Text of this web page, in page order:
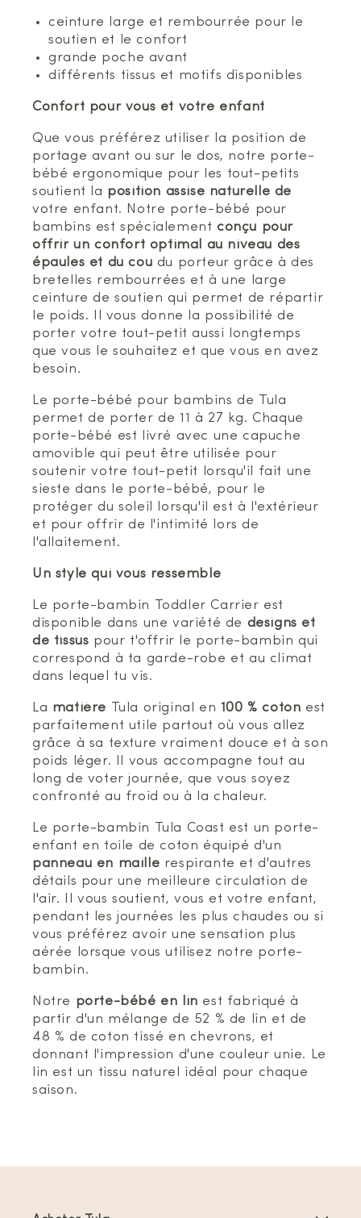
ceinture large et rembourrée pour le
soutien et le confort
grande poche avant
différents tissus et motifs disponibles
Confort pour vous et votre enfant
Que vous préférez utiliser la position de
portage avant ou sur le dos, notre porte-
bébé ergonomique pour les tout-petits
soutient la position assise naturelle de
votre enfant. Notre porte-bébé pour
bambins est spécialementconçu pour
offrir un confort optimal au niveau des
épaules et du cou du porteur grâce à des
bretelles rembourrées et à une large
ceinture de soutien qui permet de répartir
le poids. Il vous donne la possibilité de
porter votre tout-petit aussi longtemps
que vous le souhaitez et que vous en avez
besoin.
Le porte-bébé pour bambins de Tula
permet de porter de 11 à 27 kg. Chaque
porte-bébé est livré avec une capuche
amovible qui peut être utilisée pour
soutenir votre tout-petit lorsqu'il fait une
sieste dans le porte-bébé, pour le
protéger du soleil lorsqu'il est à l'extérieur
et pour offrir de l'intimité lors de
l'allaitement.
Un style qui vous ressemble
Le porte-bambin Toddler Carrier est
disponible dans une variété de designs et
de tissus pour t'offrir le porte-bambin qui
correspond à ta garde-robe et au climat
dans lequel tu vis.
La matière Tula original en 100 % coton est
parfaitement utile partout où vous allez
grâce à sa texture vraiment douce et à son
poids léger. Il vous accompagne tout au
long de voter journée, que vous soyez
confronté au froid ou à la chaleur.
Le porte-bambin Tula Coast est un porte-
enfant en toile de coton équipé d'un
panneau en maille respirante et d'autres
détails pour une meilleure circulation de
l'air. Il vous soutient, vous et votre enfant,
pendant les journées les plus chaudes ou si
vous préférez avoir une sensation plus
aérée lorsque vous utilisez notre porte-
bambin.
Notre porte-bébé en lin est fabriqué à
partir d'un mélange de 52 % de lin et de
48 % de coton tissé en chevrons, et
donnant l'impression d'une couleur unie. Le
lin est un tissu naturel idéal pour chaque
saison.